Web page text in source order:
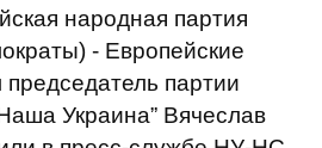
народная партия
- Европейские
председатель партии
Украина” Вячеслав